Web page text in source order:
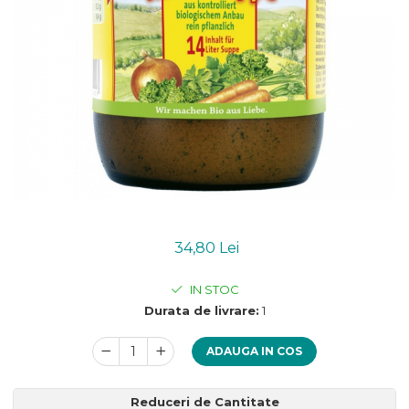
Mixuri bio si blaturi
Ciocolata, cacao si cafea
Cafea bio din cereale
Condimente si supe bio
Dulceata si creme bio
Compoturi bio
34,80 Lei
IN STOC
Durata de livrare: 1
ADAUGA IN COS
Reduceri de Cantitate